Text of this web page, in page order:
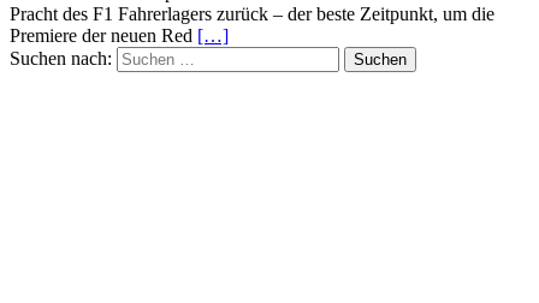
Pracht des F1 Fahrerlagers zurück – der beste Zeitpunkt, um die
Premiere der neuen Red […]
Suchen nach: